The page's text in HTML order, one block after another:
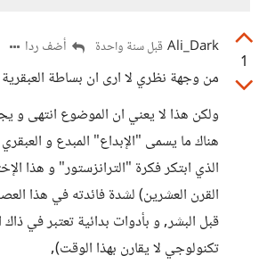
1
Ali_Dark قبل سنة واحدة أضف ردا
من وجهة نظري لا ارى ان بساطة
ولكن هذا لا يعني ان الموضوع انتهى
هناك ما يسمى "الإبداع" المبدع و
الذي ابتكر فكرة "الترانزستور" و هذا
القرن العشرين) لشدة فائدته في هذا
قبل البشر, و بأدوات بدائية تعتبر في
تكنولوجي لا يقارن بهذا الوقت),